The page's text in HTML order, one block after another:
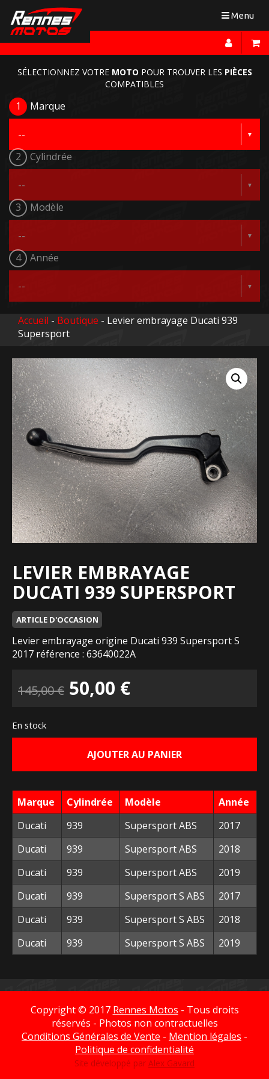
Toggle
Menu
SÉLECTIONNEZ VOTRE MOTO POUR TROUVER LES PIÈCES
COMPATIBLES
1 Marque
2 Cylindrée
3 Modèle
4 Année
Accueil - Boutique - Levier embrayage Ducati 939
Supersport
LEVIER EMBRAYAGE
DUCATI 939 SUPERSPORT
ARTICLE D'OCCASION
Levier embrayage origine Ducati 939 Supersport S
2017 référence : 63640022A
145,00€ Le
initial
était :
145,00 €.
50,00 €Le
actuel
est :
50,00 €.
En stock
AJOUTER AU PANIER
Marque Cylindrée Modèle
Année
Ducati
939 Supersport ABS
2017
Ducati
939 Supersport ABS
2018
Ducati
939 Supersport ABS
2019
Ducati
939 Supersport S ABS
2017
Ducati
939 Supersport S ABS
2018
Ducati
939 Supersport S ABS 2019
Copyright © 2017 Rennes Motos - Tous droits
réservés - Photos non contractuelles
Conditions Générales de Vente - Mention légales -
Politique de confidentialité
Site développé par Alex Gavard